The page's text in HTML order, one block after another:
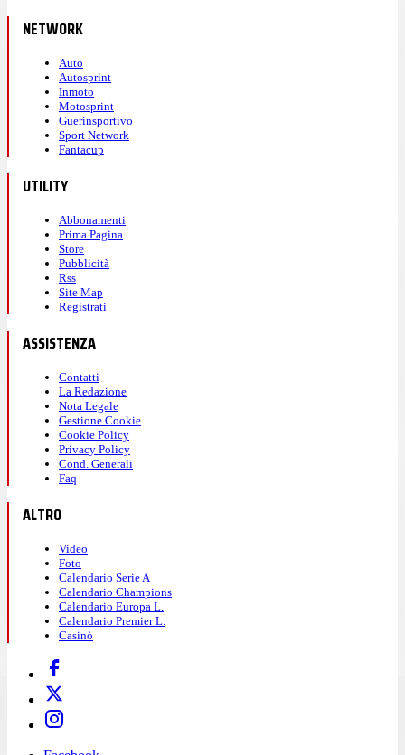
NETWORK
Auto
Autosprint
Inmoto
Motosprint
Guerinsportivo
Sport Network
Fantacup
UTILITY
Abbonamenti
Prima Pagina
Store
Pubblicità
Rss
Site Map
Registrati
ASSISTENZA
Contatti
La Redazione
Nota Legale
Gestione Cookie
Cookie Policy
Privacy Policy
Cond. Generali
Faq
ALTRO
Video
Foto
Calendario Serie A
Calendario Champions
Calendario Europa L.
Calendario Premier L.
Casinò